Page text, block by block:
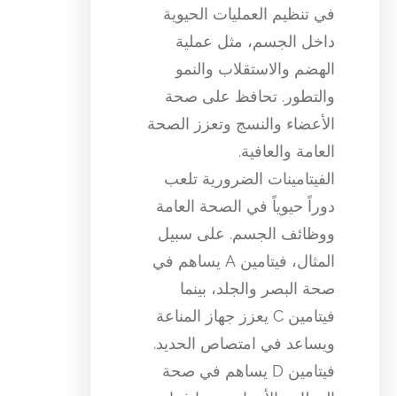
في تنظيم العمليات الحيوية
داخل الجسم، مثل عملية
الهضم والاستقلاب والنمو
والتطور. تحافظ على صحة
الأعضاء والنسج وتعزز الصحة
العامة والعافية.
الفيتامينات الضرورية تلعب
دوراً حيوياً في الصحة العامة
ووظائف الجسم. على سبيل
المثال، فيتامين A يساهم في
صحة البصر والجلد، بينما
فيتامين C يعزز جهاز المناعة
ويساعد في امتصاص الحديد.
فيتامين D يساهم في صحة